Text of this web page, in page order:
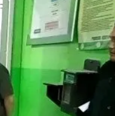
Milik
di